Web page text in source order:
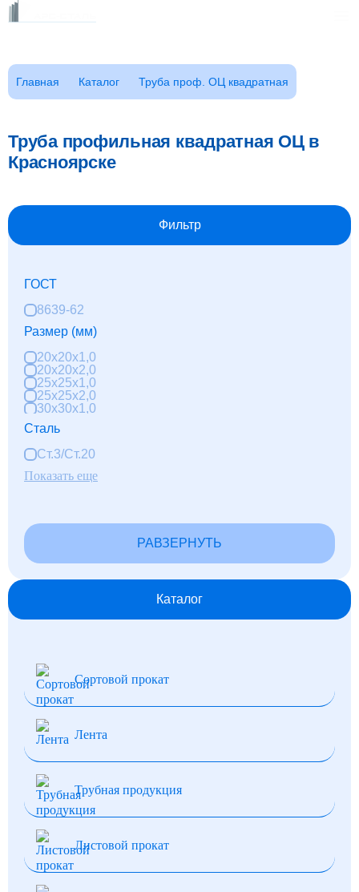
Заказать звонок
Каталог
Фотогалерея
ГОСТы
Сертификаты
FAQ
Контакты
Доставка
Оплата
Главная Каталог Труба проф. ОЦ квадратная
Труба профильная квадратная ОЦ в
Красноярске
Фильтр
ГОСТ
8639-62
Размер (мм)
20x20x1,0
20x20x2,0
25x25x1,0
25x25x2,0
30x30x1,0
40x40x2,0
40x40x3,0
50x50x2,0
50x50x3,0
60x60x2,0
80x80x3,0
100x100x4,0
Сталь
Ст.3/Ст.20
Показать еще
РАВЗЕРНУТЬ
Каталог
Сортовой прокат
Лента
Трубная продукция
Листовой прокат